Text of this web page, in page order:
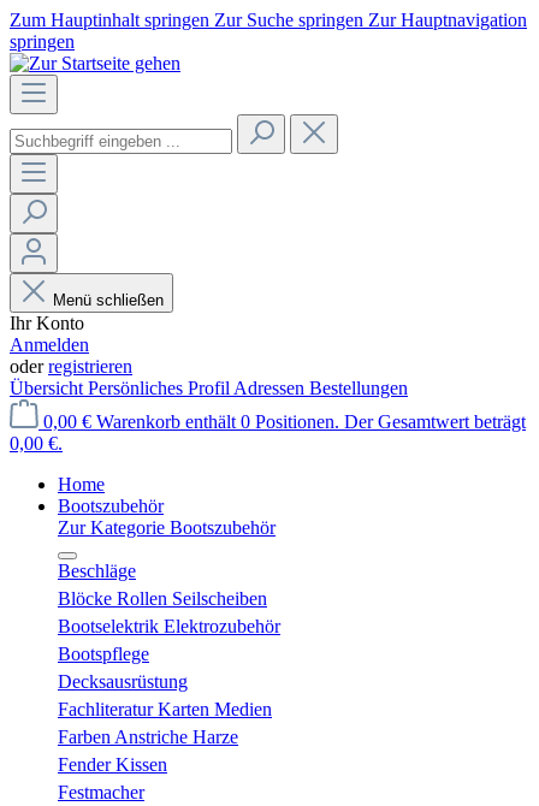
Zum Hauptinhalt springen Zur Suche springen Zur Hauptnavigation
springen
Menü schließen
Ihr Konto
Anmelden
oderregistrieren
Übersicht Persönliches Profil Adressen Bestellungen
0,00 € Warenkorb enthält 0 Positionen. Der Gesamtwert beträgt
0,00 €.
Home
Bootszubehör
Zur Kategorie Bootszubehör
Beschläge
Blöcke Rollen Seilscheiben
Bootselektrik Elektrozubehör
Bootspflege
Decksausrüstung
Fachliteratur Karten Medien
Farben Anstriche Harze
Fender Kissen
Festmacher